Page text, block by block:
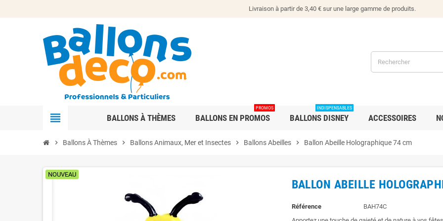
Livraison à partir de 3,40 € sur une large gamme de produits.
view_headline BALLONS À THÈMES BALLONS EN PROMOS
PROMOS
BALLONS DISNEY
INDISPENSABLES
ACCESSOIRES
chevron_right Ballons À Thèmes chevron_right Ballons Animaux, Mer et Insectes chevron_right Ballons Abeilles chevron_right Ballon Abeille Holographique 74 cm
NOUVEAU
BALLON ABEILLE
Référence
BAH74C